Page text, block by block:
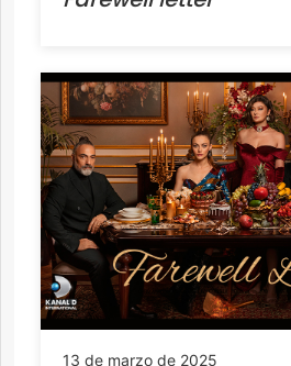
13 de marzo de 2025